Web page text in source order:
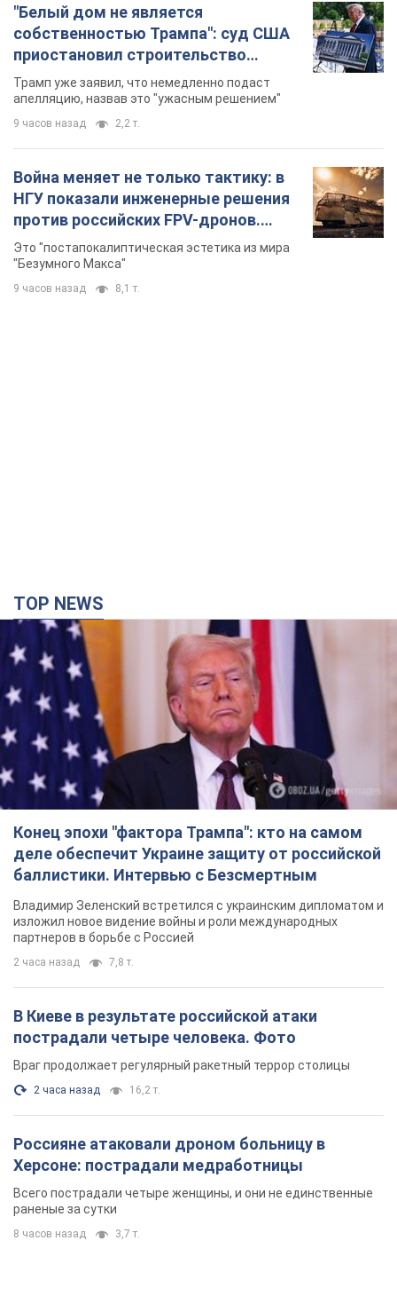
"Белый дом не является
собственностью Трампа": суд США
приостановил строительство
бального зала стоимостью 400 млн
долларов
Трамп уже заявил, что немедленно подаст
апелляцию, назвав это "ужасным решением"
9 часов назад 2,2 т.
Война меняет не только тактику: в
НГУ показали инженерные решения
против российских FPV-дронов.
Фото
Это "постапокалиптическая эстетика из мира
"Безумного Макса"
9 часов назад 8,1 т.
TOP NEWS
Конец эпохи "фактора Трампа": кто на самом
деле обеспечит Украине защиту от российской
баллистики. Интервью с Безсмертным
Владимир Зеленский встретился с украинским дипломатом и
изложил новое видение войны и роли международных
партнеров в борьбе с Россией
2 часа назад 7,8 т.
В Киеве в результате российской атаки
пострадали четыре человека. Фото
Враг продолжает регулярный ракетный террор столицы
2 часа назад 16,2 т.
Россияне атаковали дроном больницу в
Херсоне: пострадали медработницы
Всего пострадали четыре женщины, и они не единственные
раненые за сутки
8 часов назад 3,7 т.